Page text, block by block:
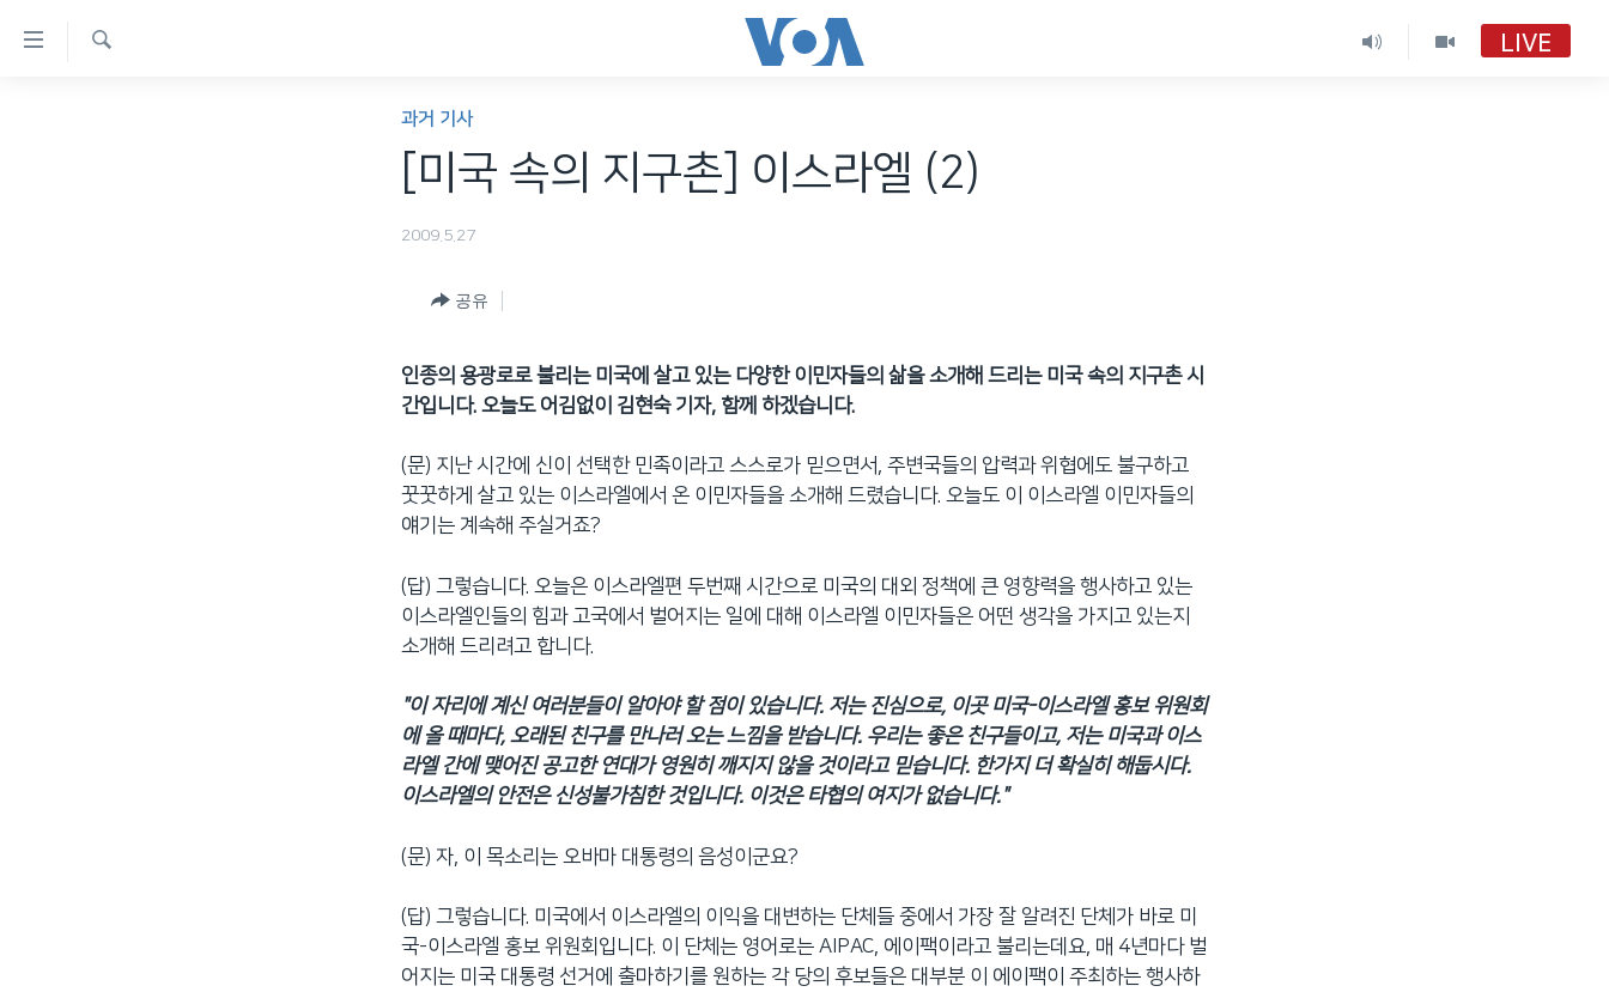
결
LIVE
과거 기사
[미국 속의 지구촌] 이스라엘 (2)
2009.5.27
공유
인종의 용광로로 불리는 미국에 살고 있는 다양한 이민자들의 삶을 소개해 드리는 미국 속의 지구촌 시
간입니다. 오늘도 어김없이 김현숙 기자, 함께 하겠습니다.
(문) 지난 시간에 신이 선택한 민족이라고 스스로가 믿으면서, 주변국들의 압력과 위협에도 불구하고
꿋꿋하게 살고 있는 이스라엘에서 온 이민자들을 소개해 드렸습니다. 오늘도 이 이스라엘 이민자들의
얘기는 계속해 주실거죠?
(답) 그렇습니다. 오늘은 이스라엘편 두번째 시간으로 미국의 대외 정책에 큰 영향력을 행사하고 있는
이스라엘인들의 힘과 고국에서 벌어지는 일에 대해 이스라엘 이민자들은 어떤 생각을 가지고 있는지
소개해 드리려고 합니다.
"이 자리에 계신 여러분들이 알아야 할 점이 있습니다. 저는 진심으로, 이곳 미국-이스라엘 홍보 위원회
에 올 때마다, 오래된 친구를 만나러 오는 느낌을 받습니다. 우리는 좋은 친구들이고, 저는 미국과 이스
라엘 간에 맺어진 공고한 연대가 영원히 깨지지 않을 것이라고 믿습니다. 한가지 더 확실히 해둡시다.
이스라엘의 안전은 신성불가침한 것입니다. 이것은 타협의 여지가 없습니다."
(문) 자, 이 목소리는 오바마 대통령의 음성이군요?
(답) 그렇습니다. 미국에서 이스라엘의 이익을 대변하는 단체들 중에서 가장 잘 알려진 단체가 바로 미
국-이스라엘 홍보 위원회입니다. 이 단체는 영어로는 AIPAC, 에이팩이라고 불리는데요, 매 4년마다 벌
어지는 미국 대통령 선거에 출마하기를 원하는 각 당의 후보들은 대부분 이 에이팩이 주최하는 행사하